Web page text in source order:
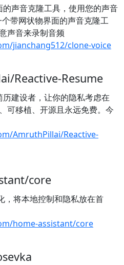
声音克隆工具，使用您的声音
带网状物界面的声音克隆工
声音来录制音频
jianchang512/clone-voice
Reactive-Resume
建设者，让你的隐私考虑在
可移植、开源且永远免费。今
AmruthPillai/Reactive-
core
，将本地控制和隐私放在首
home-assistant/core